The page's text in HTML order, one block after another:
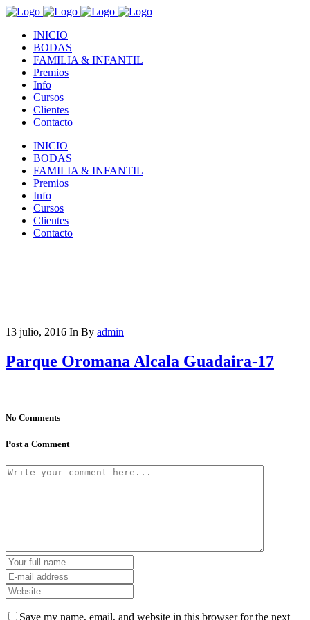
INICIO
BODAS
FAMILIA & INFANTIL
Premios
Info
Cursos
Clientes
Contacto
INICIO
BODAS
FAMILIA & INFANTIL
Premios
Info
Cursos
Clientes
Contacto
13 julio, 2016 In By admin
Parque Oromana Alcala Guadaira-17
No Comments
Post a Comment
Save my name, email, and website in this browser for the next